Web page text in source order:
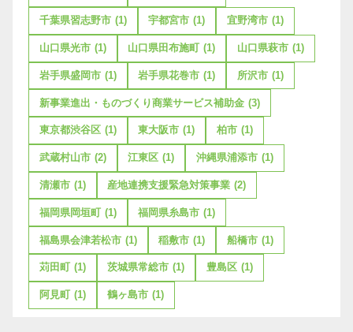
千葉県習志野市 (1) 宇都宮市 (1) 宜野湾市 (1)
山口県光市 (1) 山口県田布施町 (1) 山口県萩市 (1)
岩手県盛岡市 (1) 岩手県花巻市 (1) 所沢市 (1)
新事業進出・ものづくり商業サービス補助金 (3)
東京都渋谷区 (1) 東大阪市 (1) 柏市 (1)
武蔵村山市 (2) 江東区 (1) 沖縄県浦添市 (1)
清瀬市 (1) 産地連携支援緊急対策事業 (2)
福岡県岡垣町 (1) 福岡県糸島市 (1)
福島県会津若松市 (1) 稲敷市 (1) 船橋市 (1)
苅田町 (1) 茨城県常総市 (1) 豊島区 (1)
阿見町 (1) 鶴ヶ島市 (1)